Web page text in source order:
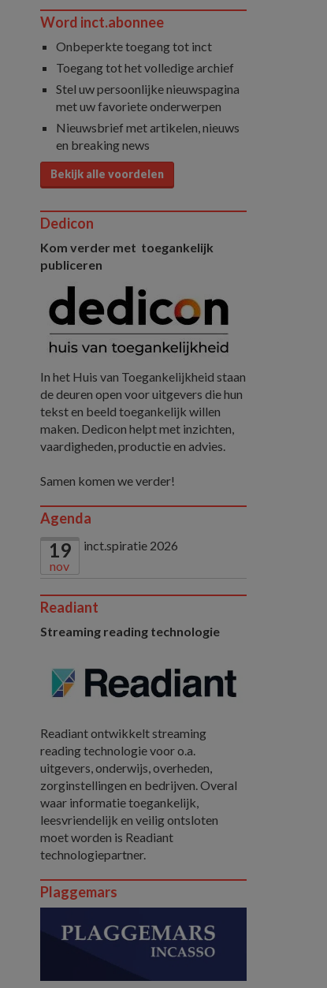
Word inct.abonnee
Onbeperkte toegang tot inct
Toegang tot het volledige archief
Stel uw persoonlijke nieuwspagina
met uw favoriete onderwerpen
Nieuwsbrief met artikelen, nieuws
en breaking news
Bekijk alle voordelen
Dedicon
Kom verder met toegankelijk
publiceren
In het Huis van Toegankelijkheid staan
de deuren open voor uitgevers die hun
tekst en beeld toegankelijk willen
maken. Dedicon helpt met inzichten,
vaardigheden, productie en advies.
Samen komen we verder!
Agenda
19
nov
inct.spiratie 2026
Readiant
Streaming reading technologie
Readiant ontwikkelt streaming
reading technologie voor o.a.
uitgevers, onderwijs, overheden,
zorginstellingen en bedrijven. Overal
waar informatie toegankelijk,
leesvriendelijk en veilig ontsloten
moet worden is Readiant
technologiepartner.
Plaggemars